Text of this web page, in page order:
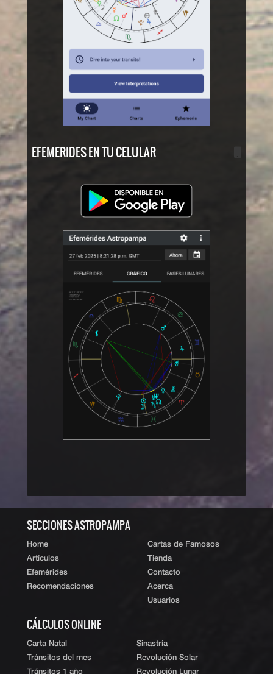
EFEMERIDES EN TU CELULAR
‹ Volver al índice
SECCIONES ASTROPAMPA
Home
Artículos
Efemérides
Recomendaciones
Cartas de Famosos
Tienda
Contacto
Acerca
Usuarios
CÁLCULOS ONLINE
Carta Natal
Tránsitos del mes
Tránsitos 1 año
Sinastría
Revolución Solar
Revolución Lunar